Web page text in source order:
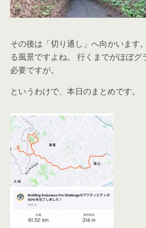
その後は「切り通し」へ向かいます
る風景ですよね。 行くまでがほぼグ
必要ですが。
というわけで、本日のまとめです。